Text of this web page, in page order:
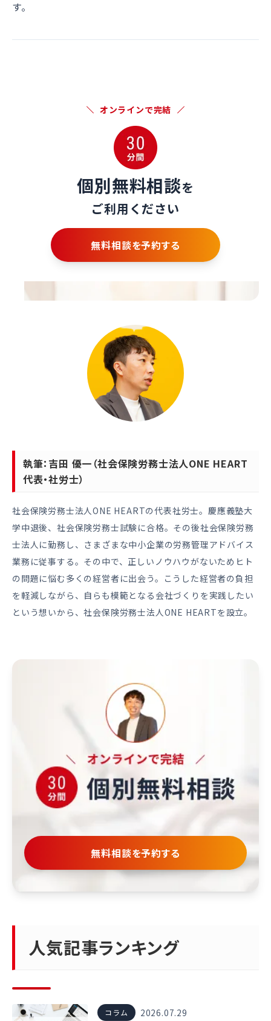
す。
オンラインで完結
個別無料相談を
ご利用ください
無料相談を予約する
執筆：吉田 優一（社会保険労務士法人ONE HEART
代表・社労士）
社会保険労務士法人ONE HEARTの代表社労士。慶應義塾大
学中退後、社会保険労務士試験に合格。その後社会保険労務
士法人に勤務し、さまざまな中小企業の労務管理アドバイス
業務に従事する。その中で、正しいノウハウがないためヒト
の問題に悩む多くの経営者に出会う。こうした経営者の負担
を軽減しながら、自らも模範となる会社づくりを実践したい
という想いから、社会保険労務士法人ONE HEARTを設立。
無料相談を予約する
人気記事ランキング
コラム 2026.07.29